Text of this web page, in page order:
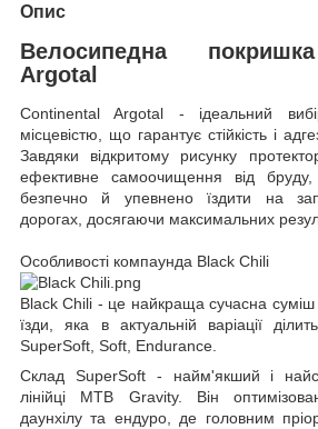
Опис
Велосипедна
Argotal
Continental Argotal - ідеальний
місцевістю, що гарантує стійкість і
Завдяки відкритому рисунку
ефективне самоочищення від
безпечно й упевнено їздити на
дорогах, досягаючи максимальних
Особливості компаунда Black Chili
Black Chili - це найкраща сучасна
їзди, яка в актуальній варіації
SuperSoft, Soft, Endurance.
Склад SuperSoft - найм'якший і
лінійці MTB Gravity. Він
даунхілу та ендуро, де головним